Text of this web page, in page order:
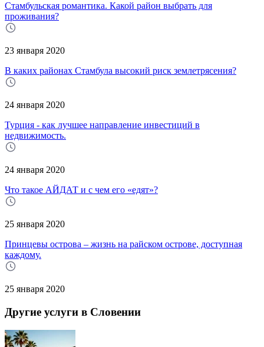
Стамбульская романтика. Какой район выбрать для
проживания?
23 января 2020
В каких районах Стамбула высокий риск землетрясения?
24 января 2020
Турция - как лучшее направление инвестиций в
недвижимость.
24 января 2020
Что такое АЙДАТ и с чем его «едят»?
25 января 2020
Принцевы острова – жизнь на райском острове, доступная
каждому.
25 января 2020
Другие услуги в Словении